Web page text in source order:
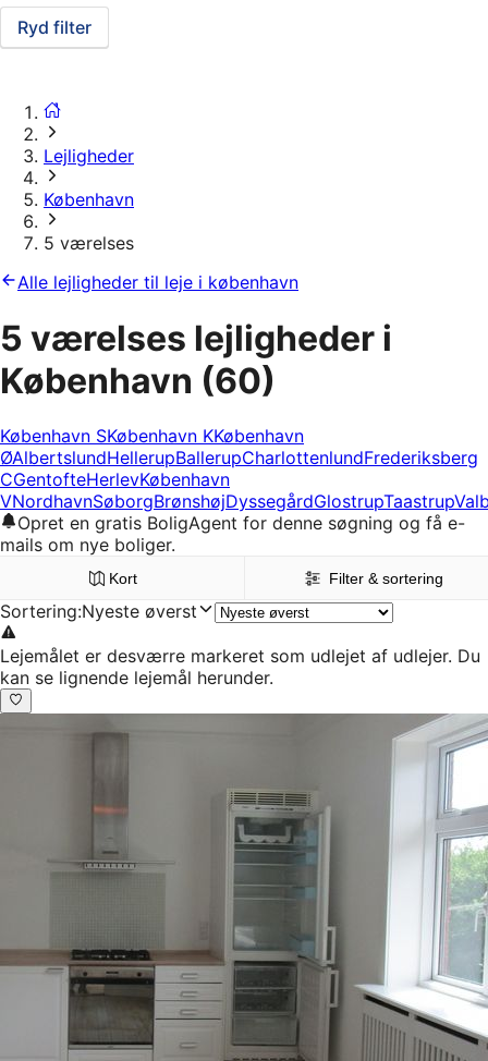
Ryd filter
Lejligheder
København
5 værelses
Alle lejligheder til leje i københavn
5 værelses lejligheder i
København (60)
København SKøbenhavn KKøbenhavn
ØAlbertslundHellerupBallerupCharlottenlundFrederiksberg
CGentofteHerlevKøbenhavn
VNordhavnSøborgBrønshøjDyssegårdGlostrupTaastrup
Opret en gratis BoligAgent for denne søgning og få e-
mails om nye boliger.
Kort Filter & sortering
Sortering:Nyeste øverst
Lejemålet er desværre markeret som udlejet af udlejer. Du
kan se lignende lejemål herunder.